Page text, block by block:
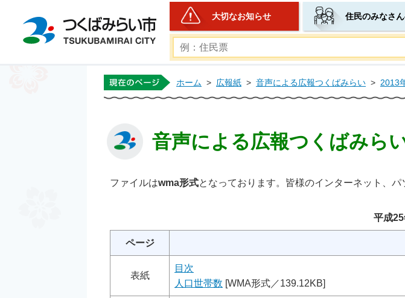
つくばみらい市公式ホームページ
大切なお知らせ 住民のみなさ
ホーム > 広報紙 > 音声による広報つくばみらい > 2013
音声による広報つくばみら
ファイルはwma形式となっております。皆様のインターネット、
平成
ページ
表紙
目次
人口世帯数 [WMA形式／139.12KB]